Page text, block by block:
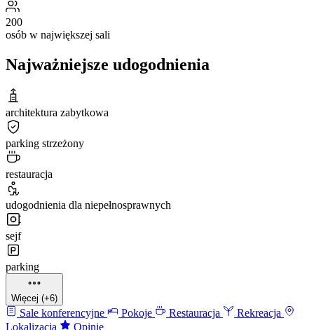
200
osób w największej sali
Najważniejsze udogodnienia
architektura zabytkowa
parking strzeżony
restauracja
udogodnienia dla niepełnosprawnych
sejf
parking
Więcej (+6)
Sale konferencyjne Pokoje Restauracja
Rekreacja
Lokalizacja
Opinie